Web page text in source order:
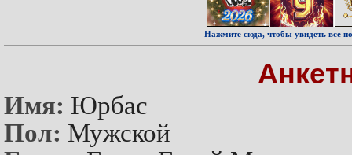
Нажмите сюда, чтобы увидеть все
Имя: Юрбас
Пол: Мужской